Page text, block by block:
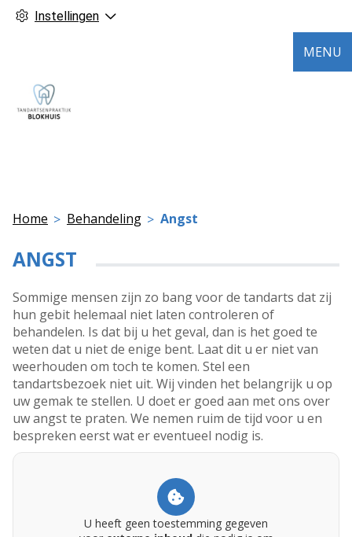
Instellingen
MENU
Home Behandeling Angst
ANGST
Sommige mensen zijn zo bang voor de tandarts dat zij
hun gebit helemaal niet laten controleren of
behandelen. Is dat bij u het geval, dan is het goed te
weten dat u niet de enige bent. Laat dit u er niet van
weerhouden om toch te komen. Stel een
tandartsbezoek niet uit. Wij vinden het belangrijk u op
uw gemak te stellen. U doet er goed aan met ons over
uw angst te praten. We nemen ruim de tijd voor u en
bespreken eerst wat er eventueel nodig is.
U heeft geen toestemming gegeven